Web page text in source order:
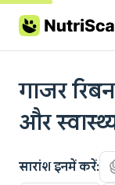
Skip to content
गाजर
और
सारांश इनमें करें: